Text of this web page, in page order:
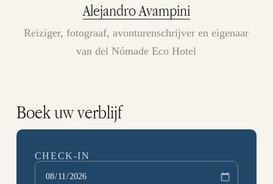
Alejandro Avampini
Reiziger, fotograaf, avonturenschrijver en eigenaar
van del Nómade Eco Hotel
Boek uw verblijf
CHECK-IN